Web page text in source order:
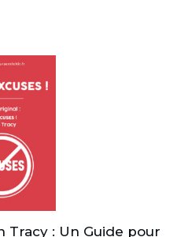
Tracy : Un Guide pour